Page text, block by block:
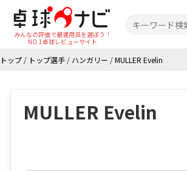
みんなの評価で最適用具を選ぼう！
NO.1卓球レビューサイト
トップ / トップ選手 / ハンガリー /MULLER Evelin
MULLER Evelin